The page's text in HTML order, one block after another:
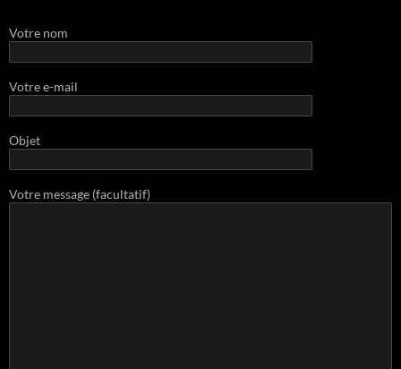
Votre nom
Votre e-mail
Objet
Votre message (facultatif)